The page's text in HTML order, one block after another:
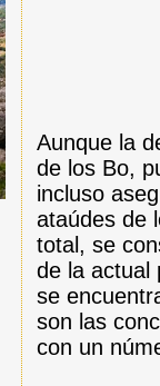
Aunque la
de los Bo,
incluso
ataúdes de
total, se
de la actual
se
son las
con un